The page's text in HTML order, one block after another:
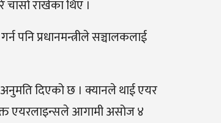
राखेका थिए ।
पनि प्रधानमन्त्रीले सञ्चालकलाई
अनुमति दिएको छ । क्यानले थाई एयर
एयरलाइन्सले आगामी असोज ४